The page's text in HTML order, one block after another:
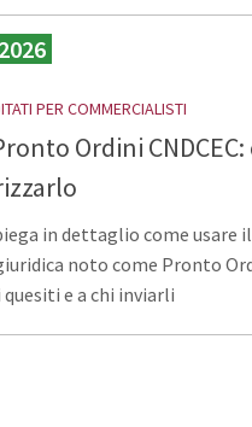
PER COMMERCIALISTI
Ordini CNDCEC:
in dettaglio come usare
noto come Pronto
e a chi inviarli